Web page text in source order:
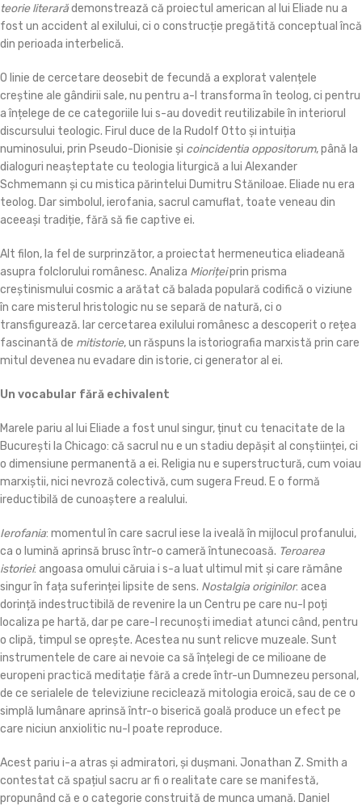
teorie literarădemonstrează că proiectul american al lui Eliade nu a
fost un accident al exilului, ci o construcție pregătită conceptual încă
din perioada interbelică.
O linie de cercetare deosebit de fecundă a explorat valențele
creștine ale gândirii sale, nu pentru a-l transforma în teolog, ci pentru
a înțelege de ce categoriile lui s-au dovedit reutilizabile în interiorul
discursului teologic. Firul duce de la Rudolf Otto și intuiția
numinosului, prin Pseudo-Dionisie și coincidentia oppositorum, până la
dialoguri neașteptate cu teologia liturgică a lui Alexander
Schmemann și cu mistica părintelui Dumitru Stăniloae. Eliade nu era
teolog. Dar simbolul, ierofania, sacrul camuflat, toate veneau din
aceeași tradiție, fără să fie captive ei.
Alt filon, la fel de surprinzător, a proiectat hermeneutica eliadeană
asupra folclorului românesc. Analiza Miorițeiprin prisma
creștinismului cosmic a arătat că balada populară codifică o viziune
în care misterul hristologic nu se separă de natură, ci o
transfigurează. Iar cercetarea exilului românesc a descoperit o rețea
fascinantă de mitistorie, un răspuns la istoriografia marxistă prin care
mitul devenea nu evadare din istorie, ci generator al ei.
Un vocabular fără echivalent
Marele pariu al lui Eliade a fost unul singur, ținut cu tenacitate de la
București la Chicago: că sacrul nu e un stadiu depășit al conștiinței, ci
o dimensiune permanentă a ei. Religia nu e superstructură, cum voiau
marxiștii, nici nevroză colectivă, cum sugera Freud. E o formă
ireductibilă de cunoaștere a realului.
Ierofania: momentul în care sacrul iese la iveală în mijlocul profanului,
ca o lumină aprinsă brusc într-o cameră întunecoasă. Teroarea
istoriei: angoasa omului căruia i s-a luat ultimul mit și care rămâne
singur în fața suferinței lipsite de sens. Nostalgia originilor: acea
dorință indestructibilă de revenire la un Centru pe care nu-l poți
localiza pe hartă, dar pe care-l recunoști imediat atunci când, pentru
o clipă, timpul se oprește. Acestea nu sunt relicve muzeale. Sunt
instrumentele de care ai nevoie ca să înțelegi de ce milioane de
europeni practică meditație fără a crede într-un Dumnezeu personal,
de ce serialele de televiziune reciclează mitologia eroică, sau de ce o
simplă lumânare aprinsă într-o biserică goală produce un efect pe
care niciun anxiolitic nu-l poate reproduce.
Acest pariu i-a atras și admiratori, și dușmani. Jonathan Z. Smith a
contestat că spațiul sacru ar fi o realitate care se manifestă,
propunând că e o categorie construită de munca umană. Daniel